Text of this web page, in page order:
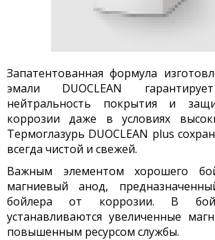
Запатентованная формула
эмали DUOCLEAN
нейтральность покрытия и
коррозии даже в условиях
Термоглазурь DUOCLEAN plus
всегда чистой и свежей.
Важным элементом хорошего
магниевый анод,
бойлера от коррозии. В
устанавливаются увеличенные
повышенным ресурсом службы.